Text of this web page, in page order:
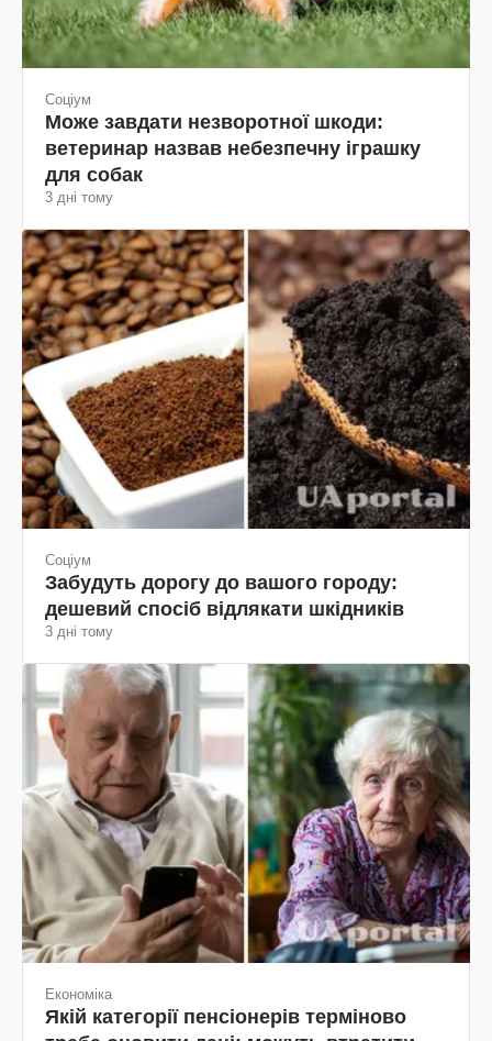
Соціум
Може завдати незворотної шкоди:
ветеринар назвав небезпечну іграшку
для собак
3 дні тому
Соціум
Забудуть дорогу до вашого городу:
дешевий спосіб відлякати шкідників
3 дні тому
Економіка
Якій категорії пенсіонерів терміново